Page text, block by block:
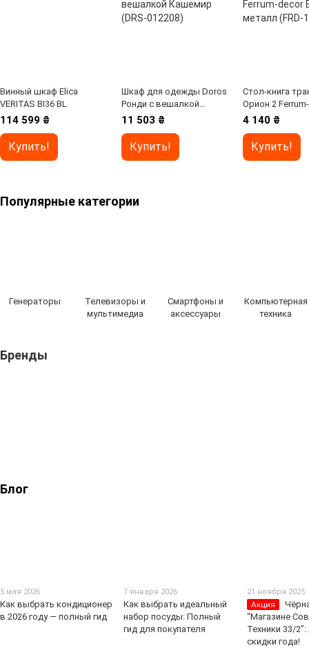
Винный шкаф Elica
VERITAS BI36 BL
114 599 ₴
Купить!
Шкаф для одежды Doros
Ронди с вешалкой
Кашемир (DRS-012208)
11 503 ₴
Купить!
Стол-книга
Орион 2
Белый металл
4 140 ₴
Купить!
Популярные категории
Генераторы
Телевизоры и
мультимедиа
Смартфоны и
аксессуары
Компьютерная
техника
Бренды
Блог
5 мая 2026
Как выбрать кондиционер
в 2026 году — полный гид
7 января 2026
Как выбрать идеальный
набор посуды: Полный
гид для покупателя
21 ноября 2025
Акция
“Магазине
Техники 33/
скидки года!